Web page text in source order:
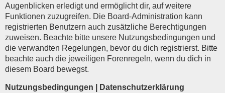
Augenblicken erledigt und ermöglicht dir, auf weitere
Funktionen zuzugreifen. Die Board-Administration kann
registrierten Benutzern auch zusätzliche Berechtigungen
zuweisen. Beachte bitte unsere Nutzungsbedingungen und
die verwandten Regelungen, bevor du dich registrierst. Bitte
beachte auch die jeweiligen Forenregeln, wenn du dich in
diesem Board bewegst.
Nutzungsbedingungen Datenschutzerklärung